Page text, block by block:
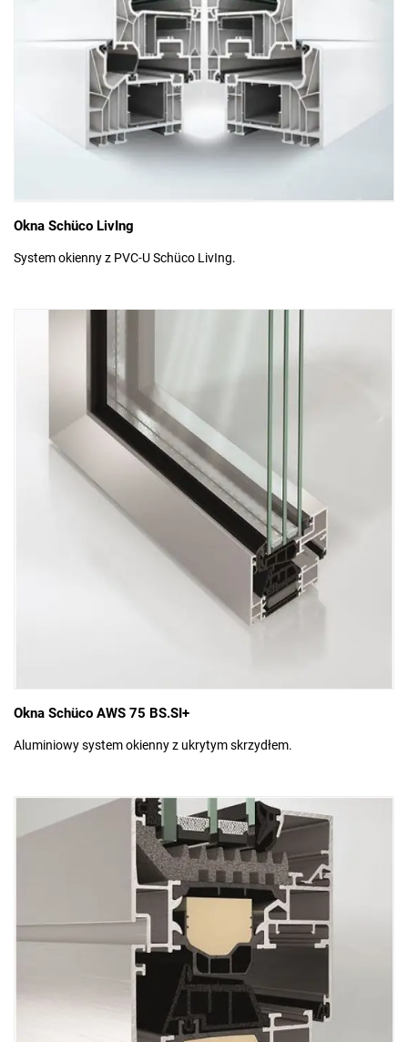
Okna Schüco LivIng
System okienny z PVC-U Schüco LivIng.
Okna Schüco AWS 75 BS.SI+
Aluminiowy system okienny z ukrytym skrzydłem.